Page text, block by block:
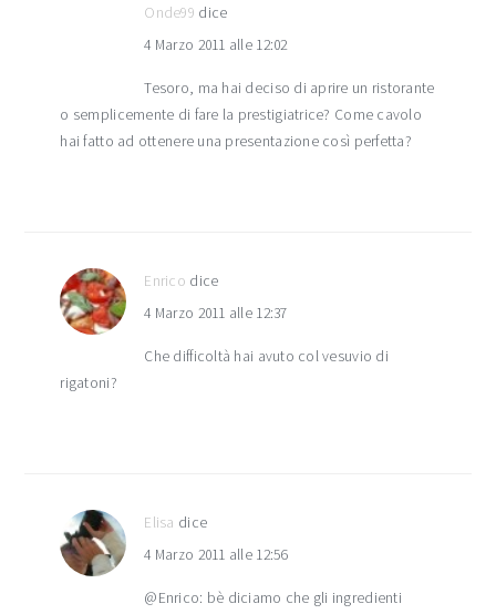
Onde99 dice
4 Marzo 2011 alle 12:02
Tesoro, ma hai deciso di aprire un ristorante
o semplicemente di fare la prestigiatrice? Come cavolo
hai fatto ad ottenere una presentazione così perfetta?
Enrico dice
4 Marzo 2011 alle 12:37
Che difficoltà hai avuto col vesuvio di
rigatoni?
Elisa dice
4 Marzo 2011 alle 12:56
@Enrico: bè diciamo che gli ingredienti